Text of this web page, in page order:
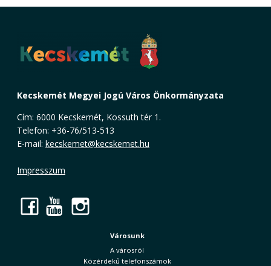
Kecskemét Megyei Jogú Város Önkormányzata
Cím: 6000 Kecskemét, Kossuth tér 1.
Telefon: +36-76/513-513
E-mail: kecskemet@kecskemet.hu
Impresszum
Facebook
YouTube
Városunk
A városról
Közérdekű telefonszámok